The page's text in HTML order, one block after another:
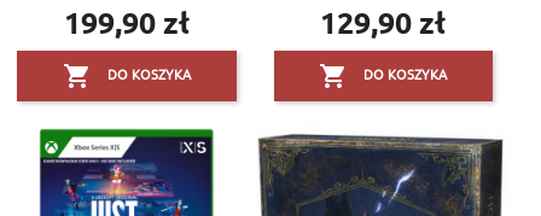
Cena
199,90 zł
 DO KOSZYKA
Cena
129,90 zł
 DO KOSZYKA